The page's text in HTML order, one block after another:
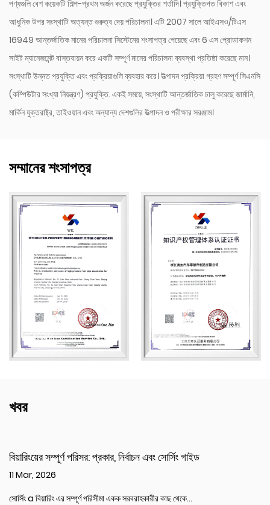
পণ্যগুলি বেশ কয়েকটি শিল্প-প্রথম অর্জন করেছে প্রযুক্তির শর্তাদি। প্রযুক্তিগত বিকাশ এবং
আধুনিক উপর সংস্থাটি অত্যন্ত গুরুত্ব দেয় পরিচালনা। এটি 2007 সালে আইএসও/টিএস
16949 আন্তর্জাতিক মানের পরিচালনা সিস্টেমের শংসাপত্র পেয়েছে এবং 6 এস প্রোডাকশন
সাইট ম্যানেজমেন্ট বাস্তবায়ন করে একটি সম্পূর্ণ মানের পরিচালনা ব্যবস্থা প্রতিষ্ঠা করেছে মান।
সংস্থাটি উন্নত প্রযুক্তি এবং প্রক্রিয়াগুলি ব্যবহার করে। উত্পাদন প্রক্রিয়া গ্রহণ সম্পূর্ণ সিএনসি
(কম্পিউটার সংখ্যা নিয়ন্ত্রণ) প্রযুক্তি. একই সময়ে, সংস্থাটি আন্তর্জাতিক চালু করেছে জার্মানি,
মার্কিন যুক্তরাষ্ট্র, তাইওয়ান এবং অন্যান্য দেশগুলির উত্পাদন ও পরীক্ষার সরঞ্জাম।
সম্মানের শংসাপত্র
খবর
প্রকার, নির্বাচন এবং সোর্সিং গাইড
পরিসীমা একক সরবরাহকারীর কাছ থেকে...
নিম্নচাপের তেলের